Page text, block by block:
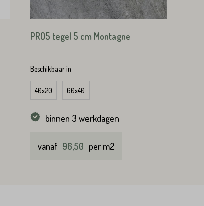
PRO5 tegel 5 cm Montagne
Beschikbaar in
40x20 60x40
binnen 3 werkdagen
vanaf 96,50 per m2